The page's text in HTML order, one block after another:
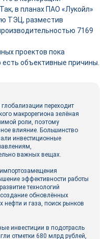
в планах ПАО «Лукойл»
ТЭЦ, разместив
7169
проектов пока
объективные причины.
переходит
макрорегиона зелёная
роли, поэтому
влияние. Большинство
инвестиционные
важных вещах.
эффективности работы
технологий
обновлённых
и газа, поиск рынков
инвестиции в подотрасль
отметки 680 млрд руб­лей,